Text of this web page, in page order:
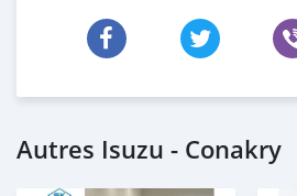
Autres Isuzu - Conakry